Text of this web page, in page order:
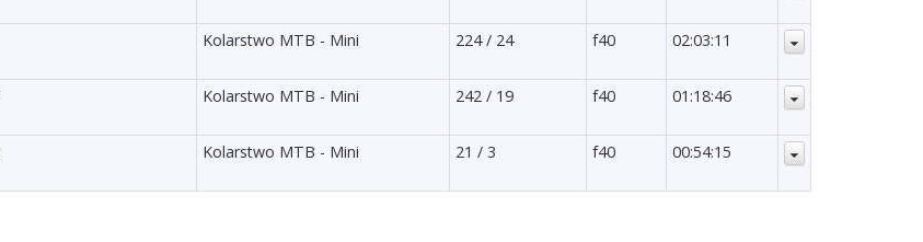
Kolarstwo MTB - Mini 224 / 24 f40 02:03:11
Kolarstwo MTB - Mini 242 / 19 f40 01:18:46
Kolarstwo MTB - Mini 21 / 3 f40 00:54:15